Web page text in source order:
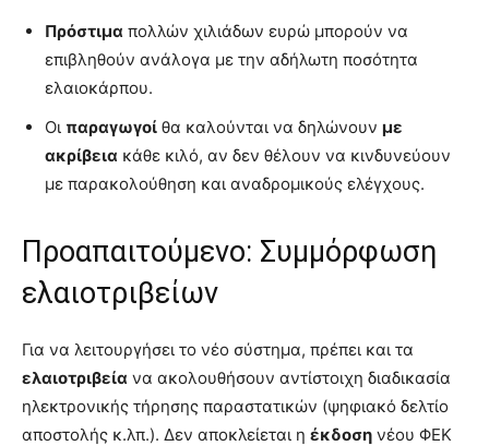
Πρόστιμα πολλών χιλιάδων ευρώ μπορούν να
επιβληθούν ανάλογα με την αδήλωτη ποσότητα
ελαιοκάρπου.
Οι παραγωγοί θα καλούνται να δηλώνουν με
ακρίβεια κάθε κιλό, αν δεν θέλουν να κινδυνεύουν
με παρακολούθηση και αναδρομικούς ελέγχους.
Προαπαιτούμενο: Συμμόρφωση
ελαιοτριβείων
Για να λειτουργήσει το νέο σύστημα, πρέπει και τα
ελαιοτριβεία να ακολουθήσουν αντίστοιχη διαδικασία
ηλεκτρονικής τήρησης παραστατικών (ψηφιακό δελτίο
αποστολής κ.λπ.). Δεν αποκλείεται η έκδοση νέου ΦΕΚ